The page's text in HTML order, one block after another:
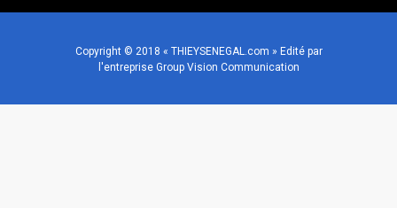
Copyright © 2018 « THIEYSENEGAL.com » Edité par
l'entreprise Group Vision Communication